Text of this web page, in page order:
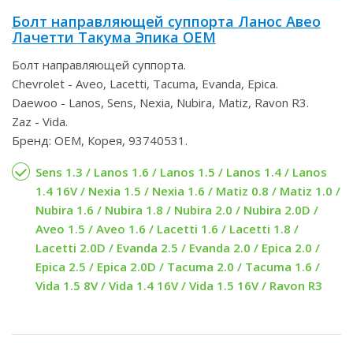
Болт направляющей суппорта Ланос Авео
Лачетти Такума Эпика OEM
Болт направляющей суппорта.
Chevrolet - Aveo, Lacetti, Tacuma, Evanda, Epica.
Daewoo - Lanos, Sens, Nexia, Nubira, Matiz, Ravon R3.
Zaz - Vida.
Бренд: OEM, Корея, 93740531.
Sens 1.3 / Lanos 1.6 / Lanos 1.5 / Lanos 1.4 / Lanos
1.4 16V / Nexia 1.5 / Nexia 1.6 / Matiz 0.8 / Matiz 1.0 /
Nubira 1.6 / Nubira 1.8 / Nubira 2.0 / Nubira 2.0D /
Aveo 1.5 / Aveo 1.6 / Lacetti 1.6 / Lacetti 1.8 /
Lacetti 2.0D / Evanda 2.5 / Evanda 2.0 / Epica 2.0 /
Epica 2.5 / Epica 2.0D / Tacuma 2.0 / Tacuma 1.6 /
Vida 1.5 8V / Vida 1.4 16V / Vida 1.5 16V / Ravon R3